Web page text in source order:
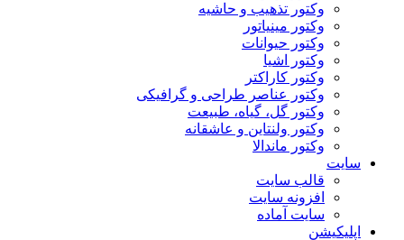
وکتور تذهیب و حاشیه
وکتور مینیاتور
وکتور حیوانات
وکتور اشیا
وکتور کاراکتر
وکتور عناصر طراحی و گرافیکی
وکتور گل، گیاه، طبیعت
وکتور ولنتاین و عاشقانه
وکتور ماندالا
سایت
قالب سایت
افزونه سایت
سایت آماده
اپلیکیشن